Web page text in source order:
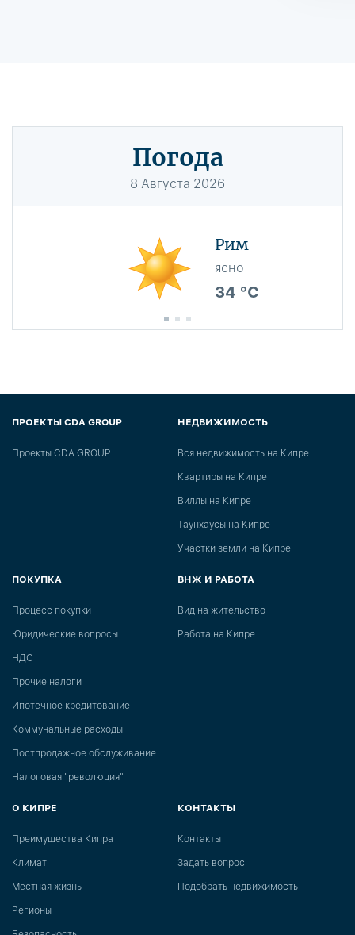
Погода
8 Августа 2026
Рим
ясно
34 °C
ПРОЕКТЫ CDA GROUP
Проекты CDA GROUP
НЕДВИЖИМОСТЬ
Вся недвижимость на Кипре
Квартиры на Кипре
Виллы на Кипре
Таунхаусы на Кипре
Участки земли на Кипре
ПОКУПКА
Процесс покупки
Юридические вопросы
НДС
Прочие налоги
Ипотечное кредитование
Коммунальные расходы
Постпродажное обслуживание
Налоговая "революция"
ВНЖ И РАБОТА
Вид на жительство
Работа на Кипре
О КИПРЕ
Преимущества Кипра
Климат
Местная жизнь
Регионы
КОНТАКТЫ
Контакты
Задать вопрос
Подобрать недвижимость